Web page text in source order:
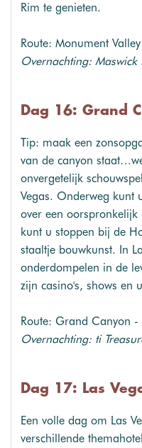
Rim te genieten.
Route: Monument
Overnachting:
Dag 16: Grand
Tip: maak een
van de canyon
onvergetelijk
Vegas. Onderweg kunt
over een
kunt u stoppen bij de
staaltje bouwkunst. In
onderdompelen in de
zijn casino's, shows en
Route: Grand Canyon -
Overnachting: ti
Dag 17: Las
Een volle dag om Las
verschillende